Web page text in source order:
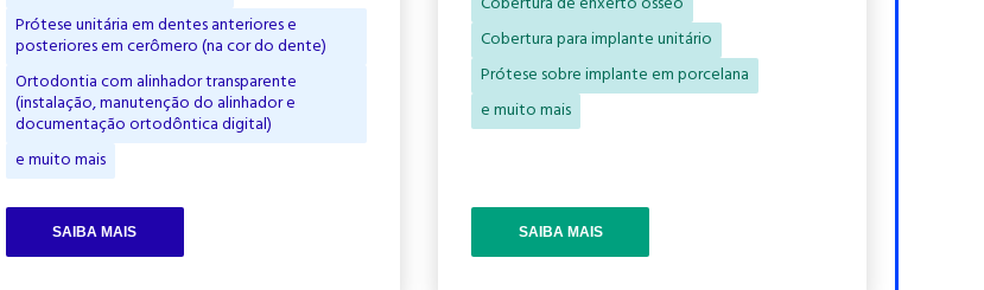
Prótese unitária em dentes anteriores e
posteriores em cerômero (na cor do dente)
Ortodontia com alinhador transparente
(instalação, manutenção do alinhador e
documentação ortodôntica digital)
e muito mais
SAIBA MAIS
Cobertura para implante unitário
Prótese sobre implante em porcelana
e muito mais
SAIBA MAIS